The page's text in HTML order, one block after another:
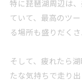
特に琵琶湖周辺は
ていて、最高のツ
る場所も盛りだくさ
そして、疲れたら
たな気持ちで走り出